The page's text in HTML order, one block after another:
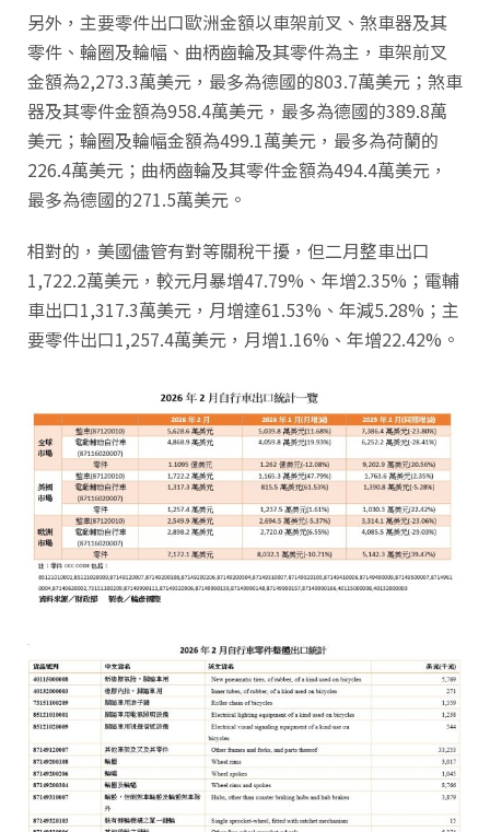
另外，主要零件出口歐洲金額以車架前叉、煞車器及其
零件、輪圈及輪幅、曲柄齒輪及其零件為主，車架前叉
金額為2,273.3萬美元，最多為德國的803.7萬美元；煞車
器及其零件金額為958.4萬美元，最多為德國的389.8萬
美元；輪圈及輪幅金額為499.1萬美元，最多為荷蘭的
226.4萬美元；曲柄齒輪及其零件金額為494.4萬美元，
最多為德國的271.5萬美元。
相對的，美國儘管有對等關稅干擾，但二月整車出口
1,722.2萬美元，較元月暴增47.79%、年增2.35%；電輔
車出口1,317.3萬美元，月增達61.53%、年減5.28%；主
要零件出口1,257.4萬美元，月增1.16%、年增22.42%。